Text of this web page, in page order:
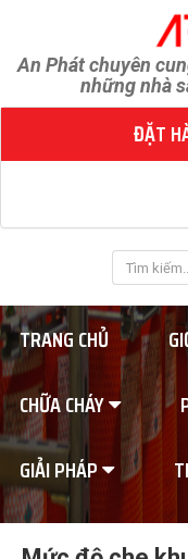
An Phát chuyên
những nhà
ĐẶT
TRANG CHỦ
CHỮA CHÁY
GIẢI PHÁP